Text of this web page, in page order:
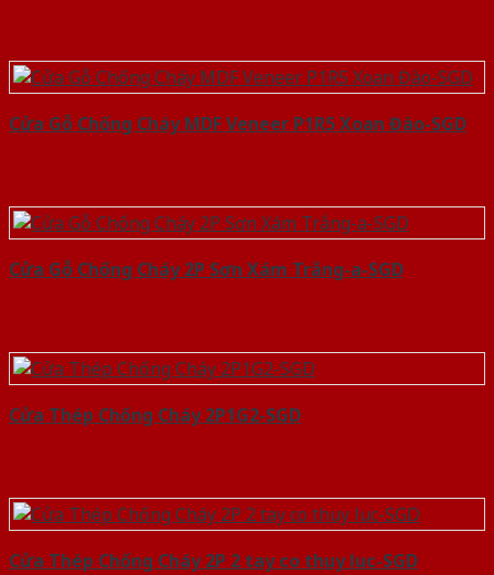
Cửa Gỗ Chống Cháy MDF Veneer P1R5 Xoan Đào-SGD
Cửa Gỗ Chống Cháy 2P Sơn Xám Trắng-a-SGD
Cửa Thép Chống Cháy 2P1G2-SGD
Cửa Thép Chống Cháy 2P 2 tay co thuy luc-SGD